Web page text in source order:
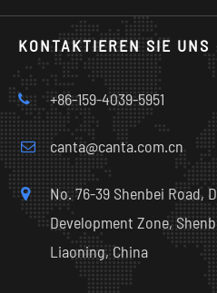
KONTAKTIEREN SIE UNS
+86-159-4039-5951
canta@canta.com.cn
No. 76-39 Shenbei Road,
Development Zone,
Liaoning, China